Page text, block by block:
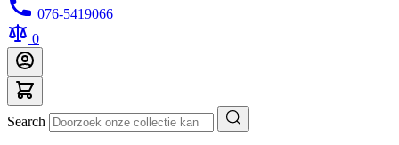
076-5419066
0
Search